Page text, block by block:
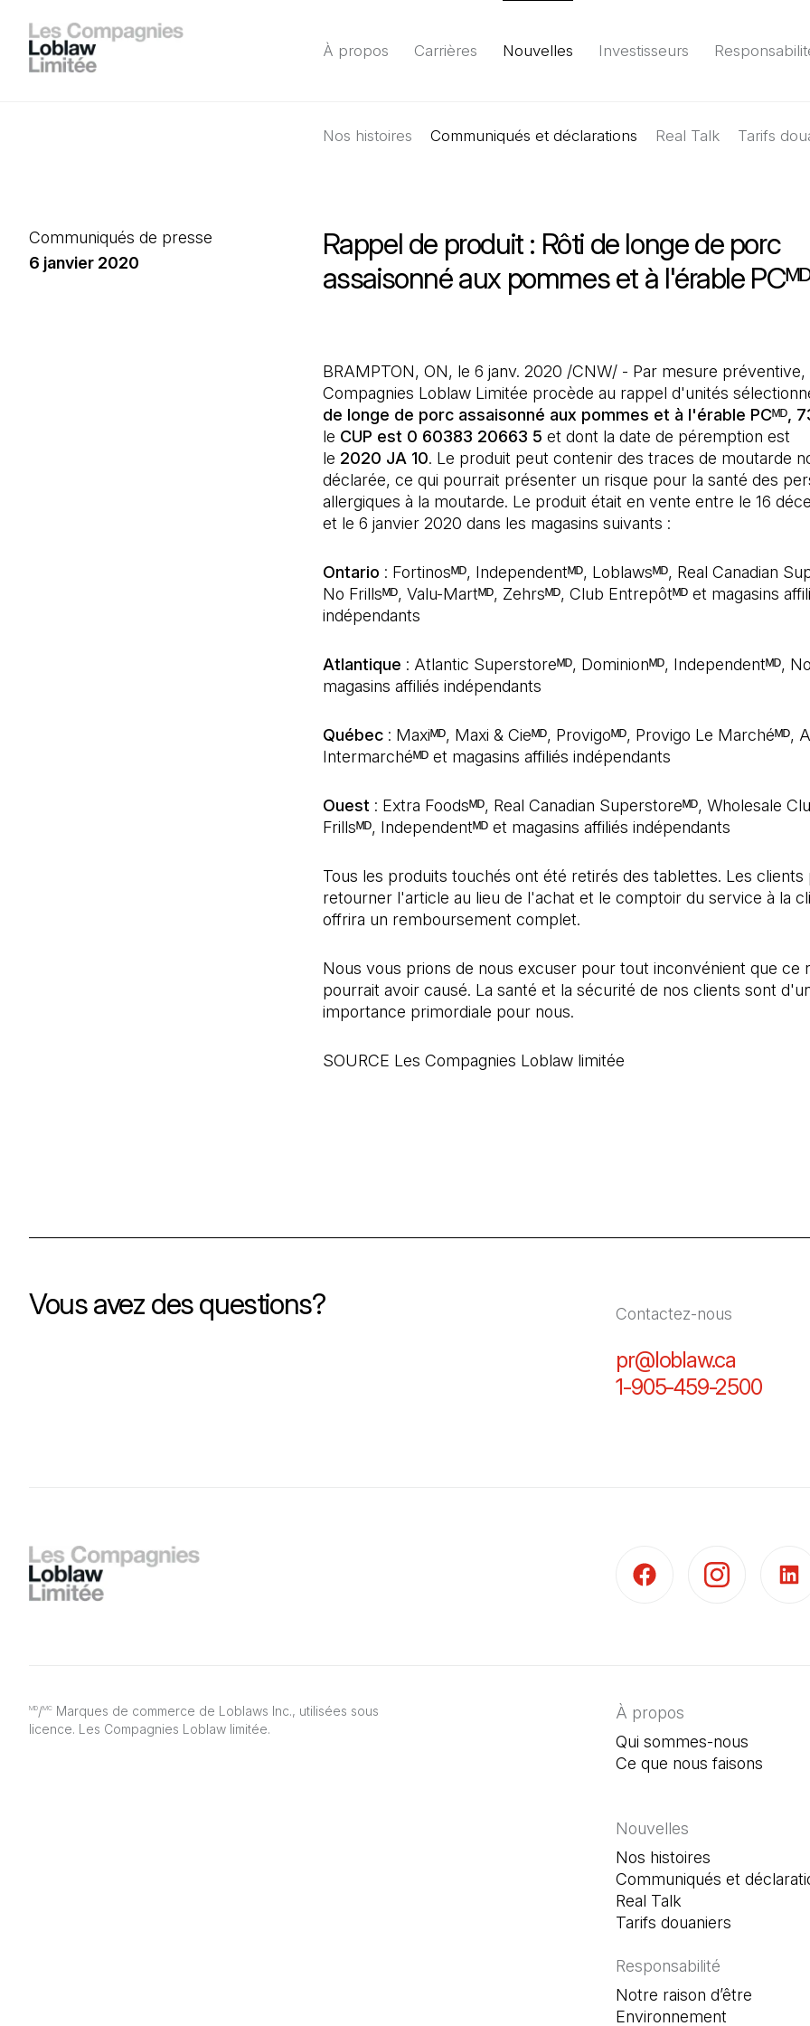
À propos Carrières
(Il
Nouvelles Investisseurs
Environnement Société Gouvernance
Nos histoires Communiqués et déclarations Real Talk Tarifs
Communiqués de presse
6 janvier 2020
Rappel de produit : Rôti de longe de porc
assaisonné aux pommes et à l'érable PCᴹᴰ
BRAMPTON, ON, le 6 janv. 2020 /CNW/ - Par mesure préventive,
Compagnies Loblaw Limitée procède au rappel d'unités
de longe de porc assaisonné aux pommes et à l'érable PCᴹᴰ,
le CUP est 0 60383 20663 5 et dont la date de péremption est
le 2020 JA 10. Le produit peut contenir des traces de moutarde
déclarée, ce qui pourrait présenter un risque pour la santé des
allergiques à la moutarde. Le produit était en vente entre le 16
et le 6 janvier 2020 dans les magasins suivants :
Ontario : Fortinosᴹᴰ, Independentᴹᴰ, Loblawsᴹᴰ, Real Canadian
No Frillsᴹᴰ, Valu-Martᴹᴰ, Zehrsᴹᴰ, Club Entrepôtᴹᴰ et magasins
indépendants
Atlantique : Atlantic Superstoreᴹᴰ, Dominionᴹᴰ, Independentᴹᴰ,
magasins affiliés indépendants
Québec : Maxiᴹᴰ, Maxi & Cieᴹᴰ, Provigoᴹᴰ, Provigo Le Marchéᴹᴰ,
Intermarchéᴹᴰ et magasins affiliés indépendants
Ouest : Extra Foodsᴹᴰ, Real Canadian Superstoreᴹᴰ, Wholesale
Frillsᴹᴰ, Independentᴹᴰ et magasins affiliés indépendants
Tous les produits touchés ont été retirés des tablettes. Les clients
retourner l'article au lieu de l'achat et le comptoir du service à la
offrira un remboursement complet.
Nous vous prions de nous excuser pour tout inconvénient que ce
pourrait avoir causé. La santé et la sécurité de nos clients sont
importance primordiale pour nous.
SOURCE Les Compagnies Loblaw limitée
Vous avez des questions? Contactez-nous
pr@loblaw.ca
1-905-459-2500(Il
MD/MC Marques de commerce de Loblaws Inc., utilisées sous
licence. Les Compagnies Loblaw limitée.
À propos
Qui sommes-nous
Ce que nous faisons
Nouvelles
Nos histoires
Communiqués et
Real Talk
Tarifs douaniers
Responsabilité
Notre raison d’être
Environnement